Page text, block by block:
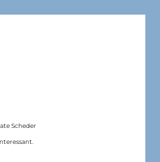
Scheder